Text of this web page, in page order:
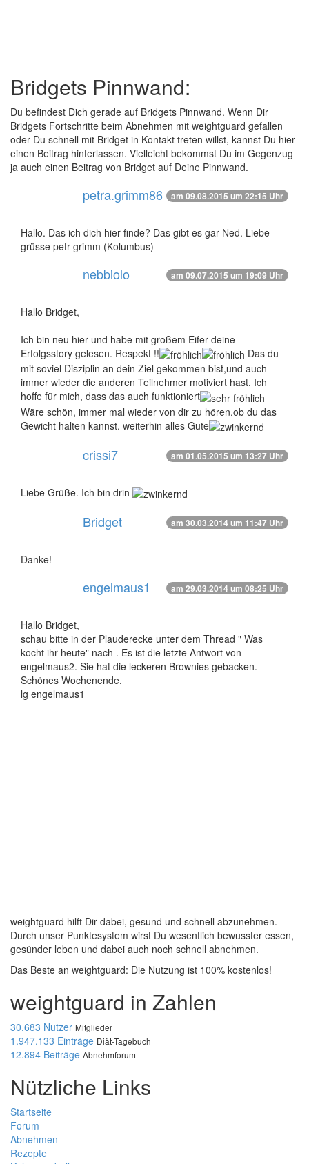
Bridgets Pinnwand:
Du befindest Dich gerade auf Bridgets Pinnwand. Wenn Dir
Bridgets Fortschritte beim Abnehmen mit weightguard gefallen
oder Du schnell mit Bridget in Kontakt treten willst, kannst Du hier
einen Beitrag hinterlassen. Vielleicht bekommst Du im Gegenzug
ja auch einen Beitrag von Bridget auf Deine Pinnwand.
petra.grimm86 am 09.08.2015 um 22:15 Uhr
Hallo. Das ich dich hier finde? Das gibt es gar Ned. Liebe
grüsse petr grimm (Kolumbus)
nebbiolo am 09.07.2015 um 19:09 Uhr
Hallo Bridget,
Ich bin neu hier und habe mit großem Eifer deine
Erfolgsstory gelesen. Respekt !!
Das du
mit soviel Disziplin an dein Ziel gekommen bist,und auch
immer wieder die anderen Teilnehmer motiviert hast. Ich
hoffe für mich, dass das auch funktioniert
Wäre schön, immer mal wieder von dir zu hören,ob du das
Gewicht halten kannst. weiterhin alles Gute
crissi7 am 01.05.2015 um 13:27 Uhr
Liebe Grüße. Ich bin drin
Bridget am 30.03.2014 um 11:47 Uhr
Danke!
engelmaus1 am 29.03.2014 um 08:25 Uhr
Hallo Bridget,
schau bitte in der Plauderecke unter dem Thread " Was
kocht ihr heute" nach . Es ist die letzte Antwort von
engelmaus2. Sie hat die leckeren Brownies gebacken.
Schönes Wochenende.
lg engelmaus1
weightguard hilft Dir dabei, gesund und schnell abzunehmen.
Durch unser Punktesystem wirst Du wesentlich bewusster essen,
gesünder leben und dabei auch noch schnell abnehmen.
Das Beste an weightguard: Die Nutzung ist 100% kostenlos!
weightguard in Zahlen
30.683 Nutzer Mitglieder
1.947.133 Einträge Diät-Tagebuch
12.894 Beiträge Abnehmforum
Nützliche Links
Startseite
Forum
Abnehmen
Rezepte